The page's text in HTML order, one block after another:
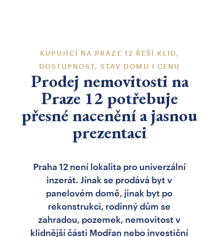
KUPUJÍCÍ NA PRAZE 12 ŘEŠÍ KLID,
DOSTUPNOST, STAV DOMU I CENU
Prodej nemovitosti na
Praze 12 potřebuje
přesné nacenění a jasnou
prezentaci
Praha 12 není lokalita pro univerzální
inzerát. Jinak se prodává byt v
panelovém domě, jinak byt po
rekonstrukci, rodinný dům se
zahradou, pozemek, nemovitost v
klidnější části Modřan nebo investiční